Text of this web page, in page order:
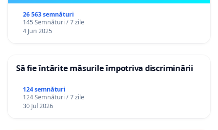
26 563 semnături
145 Semnături / 7 zile
4 Jun 2025
Să fie întărite măsurile împotriva discriminării
124 semnături
124 Semnături / 7 zile
30 Jul 2026